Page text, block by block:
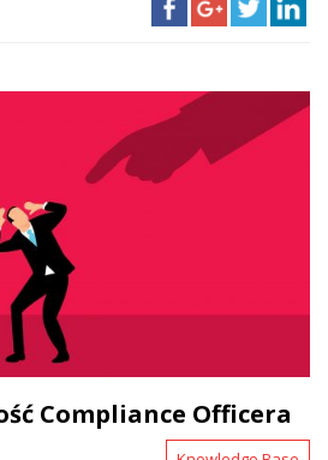
Compliance Officera